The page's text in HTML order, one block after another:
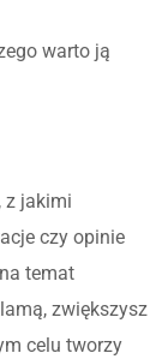
z jakimi
czy opinie
temat
zwiększysz
celu tworzy